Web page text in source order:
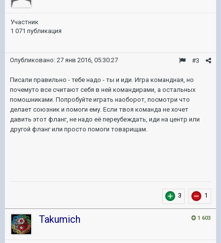
Участник
1 071 публикация
#3
Опубликовано: 27 янв 2016, 05:30:27
Писали правильно - тебе надо - ты и иди. Игра командная, но
почемуто все считают себя в ней командирами, а остальных
помошниками. Попробуйте играть наоборот, посмотри что
делает союзник и помоги ему. Если твоя команда не хочет
давить этот фланг, не надо её переубеждать, иди на центр или
другой фланг или просто помоги товарищам.
3 1
1 603
Takumich